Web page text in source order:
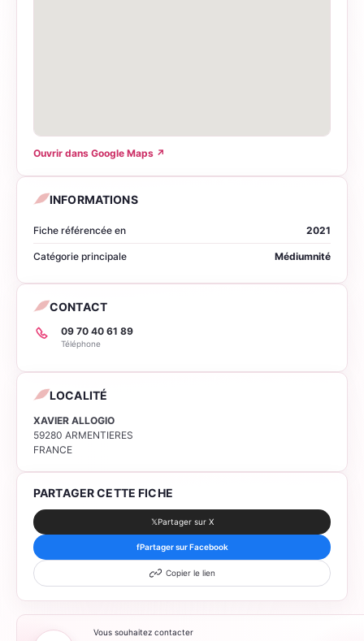
Ouvrir dans Google Maps ↗
INFORMATIONS
Fiche référencée en 2021
Catégorie principale Médiumnité
LOCALITÉ
XAVIER ALLOGIO
59280 ARMENTIERES
FRANCE
CONTACT
09 70 40 61 89
Téléphone
PARTAGER CETTE FICHE
𝕏Partager sur X
fPartager sur Facebook
Copier le lien
Vous souhaitez contacter